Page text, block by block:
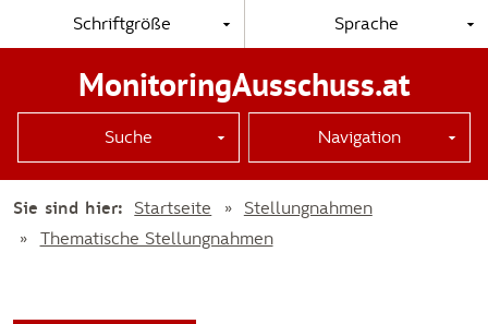
Schriftgröße Sprache
MonitoringAusschuss.at
Suche Navigation
Sie sind hier: Startseite
Stellungnahmen
Thematische Stellungnahmen